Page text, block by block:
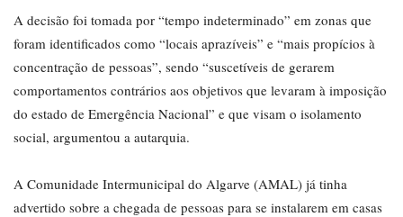
A decisão foi tomada por “tempo indeterminado” em zonas que
foram identificados como “locais aprazíveis” e “mais propícios à
concentração de pessoas”, sendo “suscetíveis de gerarem
comportamentos contrários aos objetivos que levaram à imposição
do estado de Emergência Nacional” e que visam o isolamento
social, argumentou a autarquia.
A Comunidade Intermunicipal do Algarve (AMAL) já tinha
advertido sobre a chegada de pessoas para se instalarem em casas